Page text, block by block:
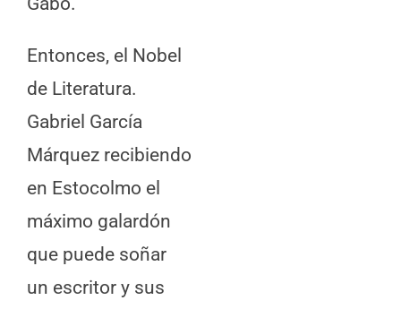
Entonces, el Nobel
de Literatura.
Gabriel García
Márquez recibiendo
en Estocolmo el
máximo galardón
que puede soñar
un escritor y sus